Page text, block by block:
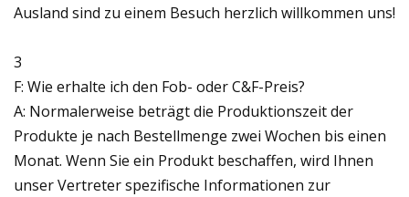
Ausland sind zu einem Besuch herzlich willkommen uns!
3
F: Wie erhalte ich den Fob- oder C&F-Preis?
A: Normalerweise beträgt die Produktionszeit der
Produkte je nach Bestellmenge zwei Wochen bis einen
Monat. Wenn Sie ein Produkt beschaffen, wird Ihnen
unser Vertreter spezifische Informationen zur